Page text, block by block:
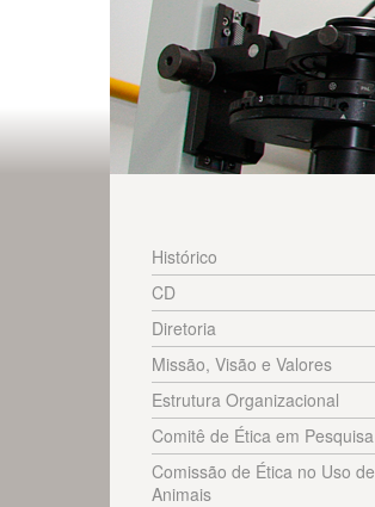
Histórico
CD
Diretoria
Missão, Visão e Valores
Estrutura Organizacional
Comitê de Ética em Pesquisa
Comissão de Ética no Uso de
Animais